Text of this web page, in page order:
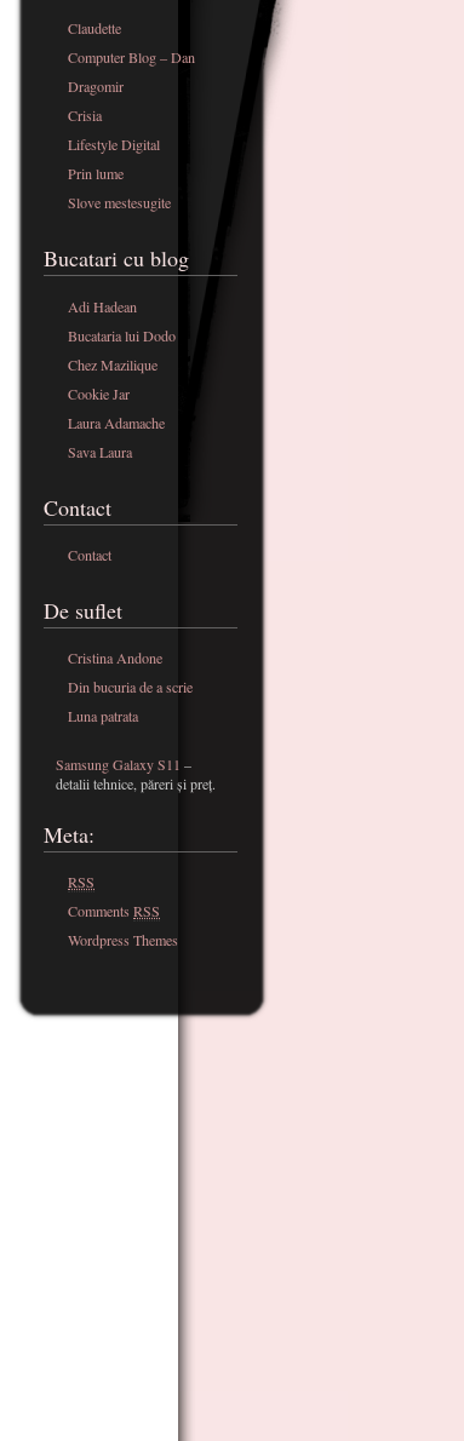
Claudette
Computer Blog – Dan
Dragomir
Crisia
Lifestyle Digital
Prin lume
Slove mestesugite
Bucatari cu blog
Adi Hadean
Bucataria lui Dodo
Chez Mazilique
Cookie Jar
Laura Adamache
Sava Laura
Contact
Contact
De suflet
Cristina Andone
Din bucuria de a scrie
Luna patrata
Samsung Galaxy S11 –
detalii tehnice, păreri și preț.
Meta:
RSS
Comments RSS
Wordpress Themes